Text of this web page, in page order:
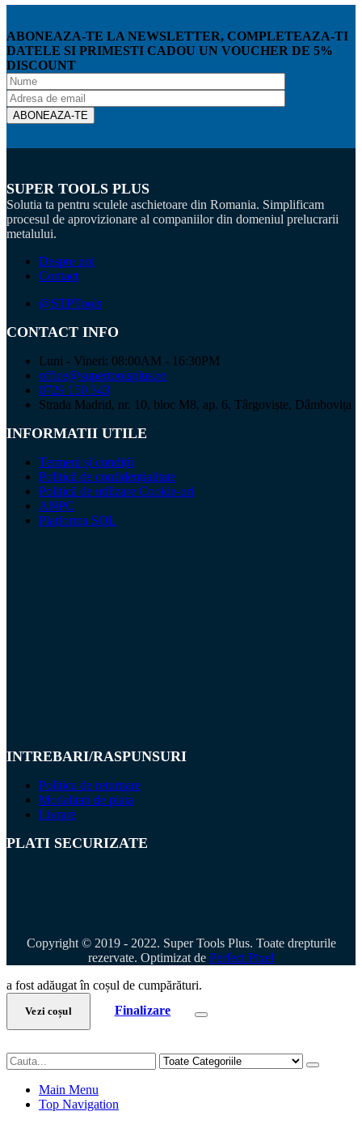
ABONEAZA-TE LA NEWSLETTER, COMPLETEAZA-TI
DATELE SI PRIMESTI CADOU UN VOUCHER DE 5%
DISCOUNT
SUPER TOOLS PLUS
Solutia ta pentru sculele aschietoare din Romania. Simplificam
procesul de aprovizionare al companiilor din domeniul prelucrarii
metalului.
Despre noi
Contact
@STPTools
CONTACT INFO
Luni - Vineri: 08:00AM - 16:30PM
office@supertoolsplus.ro
0729 150 343
Strada Madrid, nr. 10, bloc M8, ap. 6, Târgoviște, Dâmbovița
INFORMATII UTILE
Termeni și condiții
Politică de confidențialitate
Politică de utilizare Cookie-uri
ANPC
Platforma SOL
INTREBARI/RASPUNSURI
Politica de returnare
Modalitati de plata
Livrare
PLATI SECURIZATE
Copyright © 2019 - 2022. Super Tools Plus. Toate drepturile
rezervate. Optimizat de Perfect Pixel
a fost adăugat în coșul de cumpărături.
Vezi coșul Finalizare
Main Menu
Top Navigation